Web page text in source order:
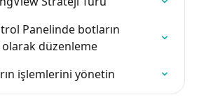
Panelinde botların
düzenleme
işlemlerini yönetin